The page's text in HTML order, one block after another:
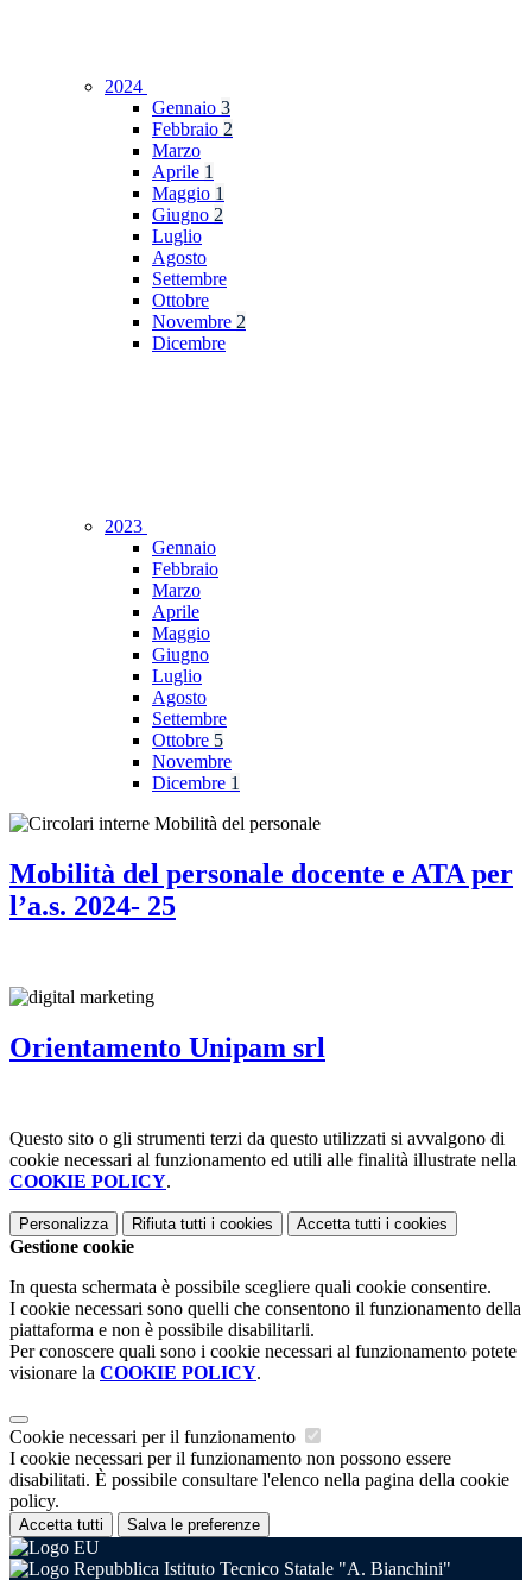
2024
Gennaio 3
Febbraio 2
Marzo
Aprile 1
Maggio 1
Giugno 2
Luglio
Agosto
Settembre
Ottobre
Novembre 2
Dicembre
2023
Gennaio
Febbraio
Marzo
Aprile
Maggio
Giugno
Luglio
Agosto
Settembre
Ottobre 5
Novembre
Dicembre 1
Mobilità del personale docente e ATA per
l’a.s. 2024- 25
Orientamento Unipam srl
Questo sito o gli strumenti terzi da questo utilizzati si avvalgono di
cookie necessari al funzionamento ed utili alle finalità illustrate nella
COOKIE POLICY.
Personalizza Rifiuta tutti i cookies Accetta tutti i cookies
Gestione cookie
In questa schermata è possibile scegliere quali cookie consentire.
I cookie necessari sono quelli che consentono il funzionamento della
piattaforma e non è possibile disabilitarli.
Per conoscere quali sono i cookie necessari al funzionamento potete
visionare la COOKIE POLICY.
Cookie necessari per il funzionamento
I cookie necessari per il funzionamento non possono essere
disabilitati. È possibile consultare l'elenco nella pagina della cookie
policy.
Accetta tutti Salva le preferenze
Istituto Tecnico Statale "A. Bianchini"